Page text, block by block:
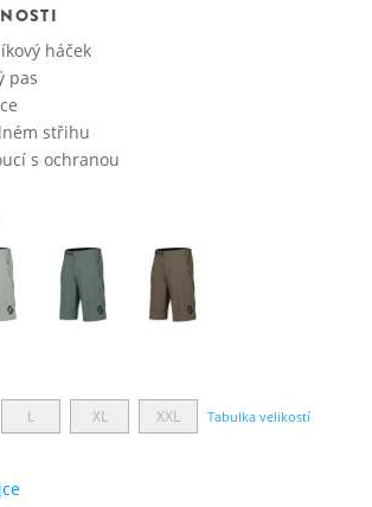
háček
pas
střihu
s ochranou
L XL XXL Tabulka velikostí